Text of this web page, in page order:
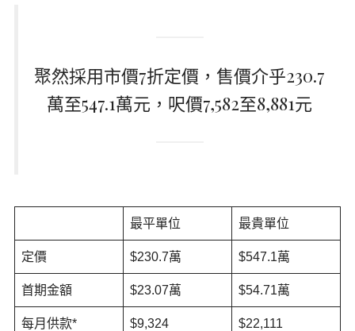
聚然採用市價7折定價，售價介乎230.7
萬至547.1萬元，呎價7,582至8,881元
最平單位 最貴單位
定價 $230.7萬 $547.1萬
首期金額 $23.07萬 $54.71萬
每月供款* $9,324 $22,111